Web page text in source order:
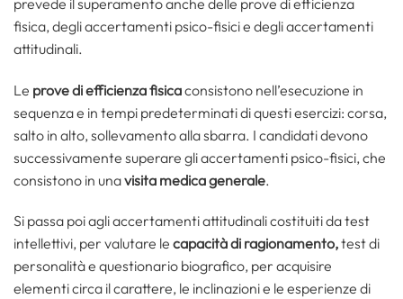
fisica, degli accertamenti psico-fisici e degli accertamenti
attitudinali.
Le prove di efficienza fisicaconsistono nell’esecuzione in
sequenza e in tempi predeterminati di questi esercizi: corsa,
salto in alto, sollevamento alla sbarra. I candidati devono
successivamente superare gli accertamenti psico-fisici, che
consistono in unavisita medica generale.
Si passa poi agli accertamenti attitudinali costituiti da test
intellettivi, per valutare le capacità di ragionamento,test di
personalità e questionario biografico, per acquisire
elementi circa il carattere, le inclinazioni e le esperienze di